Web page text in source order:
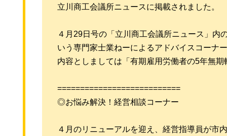
立川商工会議所ニュースに掲載されました。
４月29日号の「立川商工会議所ニュース」内
いう専門家士業ねーによるアドバイスコーナ
内容としましては「有期雇用労働者の5年無
===========================
◎お悩み解決！経営相談コーナー
４月のリニューアルを迎え、経営指導員が市